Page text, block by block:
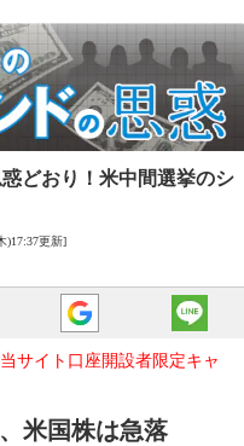
どおり！ 米中間選挙のシ
)17:37更新]
当サイト口座開設者限定キャ
米国株は急落